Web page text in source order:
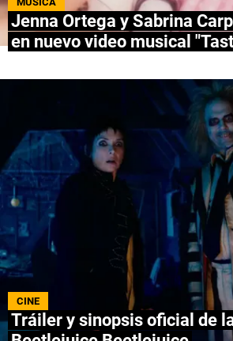
NETFLIX
MÚSICA
CELEBRITIES
PASATIEMPOS
INFLUENCERS
SPOILER US
Jenna Ortega y Sabrina
en nuevo video musical
CINE
Tráiler y sinopsis oficial de